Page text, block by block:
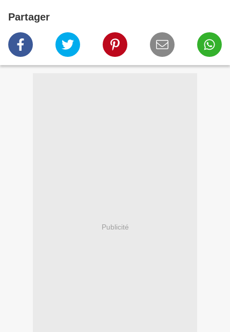
Partager
Publicité